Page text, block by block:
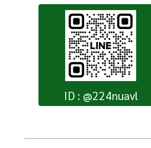
ID : @224nuavl